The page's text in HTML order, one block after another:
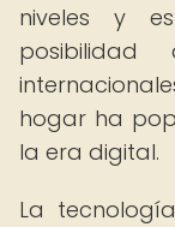
niveles y
hogar ha
la era digital.
La